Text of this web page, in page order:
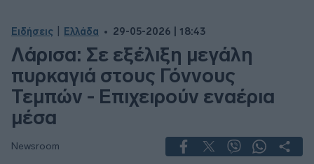
Ειδήσεις Ελλάδα 29-05-2026 | 18:43
Λάρισα: Σε εξέλιξη μεγάλη
πυρκαγιά στους Γόννους
Τεμπών - Επιχειρούν εναέρια
μέσα
Newsroom